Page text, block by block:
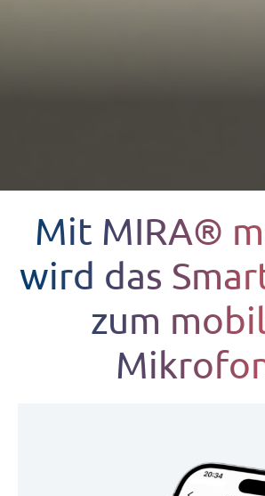
Mit MIRA®
wird das
zum